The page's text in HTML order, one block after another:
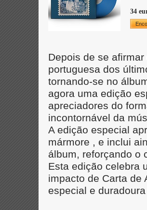
34
Depois de se
portuguesa dos
tornando-se no
agora uma edição
apreciadores do
incontornável da
A edição especial
mármore , e inclui
álbum, reforçando o
Esta edição celebra
impacto de Carta de
especial e